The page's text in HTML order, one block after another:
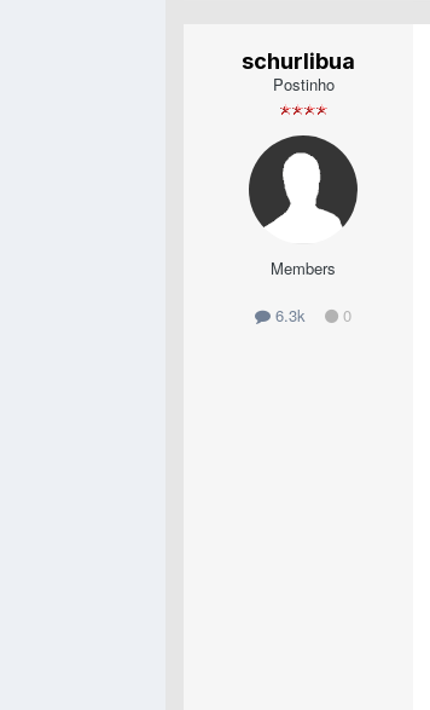
schurlibua
Postinho
Members
6.3k 0